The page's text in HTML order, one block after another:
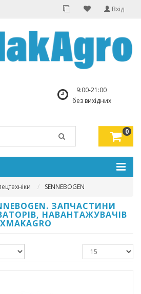
Вхід
9:00-21:00
без вихідних
0
SENNEBOGEN
ЗАПЧАСТИНИ
НАВАНТАЖУВАЧІВ